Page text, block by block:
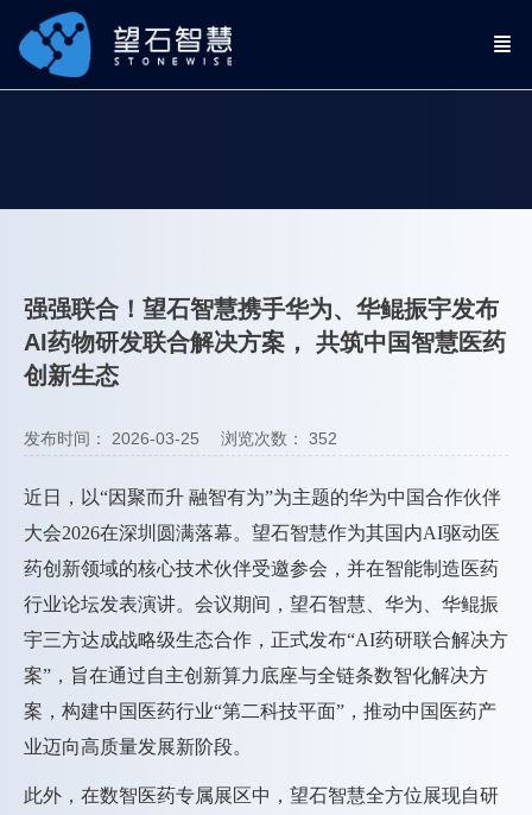
强强联合！望石智慧携手华为、华鲲振宇发布
AI药物研发联合解决方案， 共筑中国智慧医药
创新生态
发布时间： 2026-03-25 浏览次数： 352
近日，以“因聚而升 融智有为”为主题的华为中国合作伙伴
大会2026在深圳圆满落幕。望石智慧作为其国内AI驱动医
药创新领域的核心技术伙伴受邀参会，并在智能制造医药
行业论坛发表演讲。会议期间，望石智慧、华为、华鲲振
宇三方达成战略级生态合作，正式发布“AI药研联合解决方
案”，旨在通过自主创新算力底座与全链条数智化解决方
案，构建中国医药行业“第二科技平面”，推动中国医药产
业迈向高质量发展新阶段。
此外，在数智医药专属展区中，望石智慧全方位展现自研